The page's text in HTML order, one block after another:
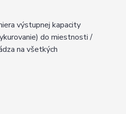
výstupnej kapacity
do miestnosti /
na všetkých